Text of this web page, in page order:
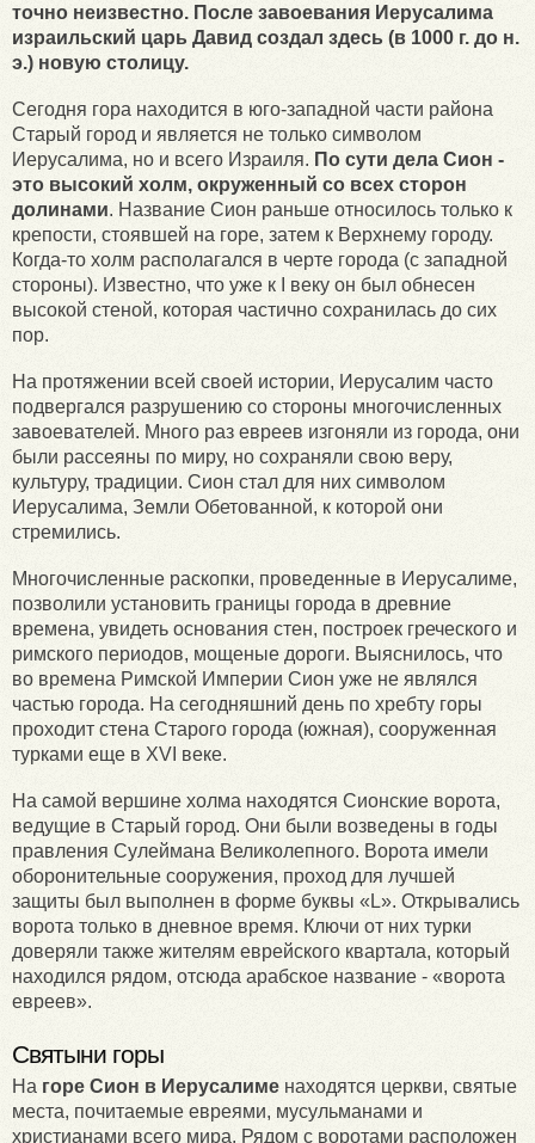
точно неизвестно. После завоевания Иерусалима
израильский царь Давид создал здесь (в 1000 г. до н.
э.) новую столицу.
Сегодня гора находится в юго-западной части района
Старый город и является не только символом
Иерусалима, но и всего Израиля. По сути дела Сион -
это высокий холм, окруженный со всех сторон
долинами. Название Сион раньше относилось только к
крепости, стоявшей на горе, затем к Верхнему городу.
Когда-то холм располагался в черте города (с западной
стороны). Известно, что уже к I веку он был обнесен
высокой стеной, которая частично сохранилась до сих
пор.
На протяжении всей своей истории, Иерусалим часто
подвергался разрушению со стороны многочисленных
завоевателей. Много раз евреев изгоняли из города, они
были рассеяны по миру, но сохраняли свою веру,
культуру, традиции. Сион стал для них символом
Иерусалима, Земли Обетованной, к которой они
стремились.
Многочисленные раскопки, проведенные в Иерусалиме,
позволили установить границы города в древние
времена, увидеть основания стен, построек греческого и
римского периодов, мощеные дороги. Выяснилось, что
во времена Римской Империи Сион уже не являлся
частью города. На сегодняшний день по хребту горы
проходит стена Старого города (южная), сооруженная
турками еще в XVI веке.
На самой вершине холма находятся Сионские ворота,
ведущие в Старый город. Они были возведены в годы
правления Сулеймана Великолепного. Ворота имели
оборонительные сооружения, проход для лучшей
защиты был выполнен в форме буквы «L». Открывались
ворота только в дневное время. Ключи от них турки
доверяли также жителям еврейского квартала, который
находился рядом, отсюда арабское название - «ворота
евреев».
Святыни горы
На горе Сион в Иерусалиме находятся церкви, святые
места, почитаемые евреями, мусульманами и
христианами всего мира. Рядом с воротами расположен